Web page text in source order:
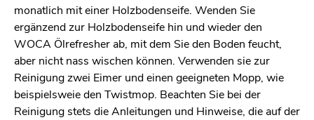
monatlich mit einer Holzbodenseife. Wenden Sie
ergänzend zur Holzbodenseife hin und wieder den
WOCA Ölrefresher ab, mit dem Sie den Boden feucht,
aber nicht nass wischen können. Verwenden sie zur
Reinigung zwei Eimer und einen geeigneten Mopp, wie
beispielsweie den Twistmop. Beachten Sie bei der
Reinigung stets die Anleitungen und Hinweise, die auf der